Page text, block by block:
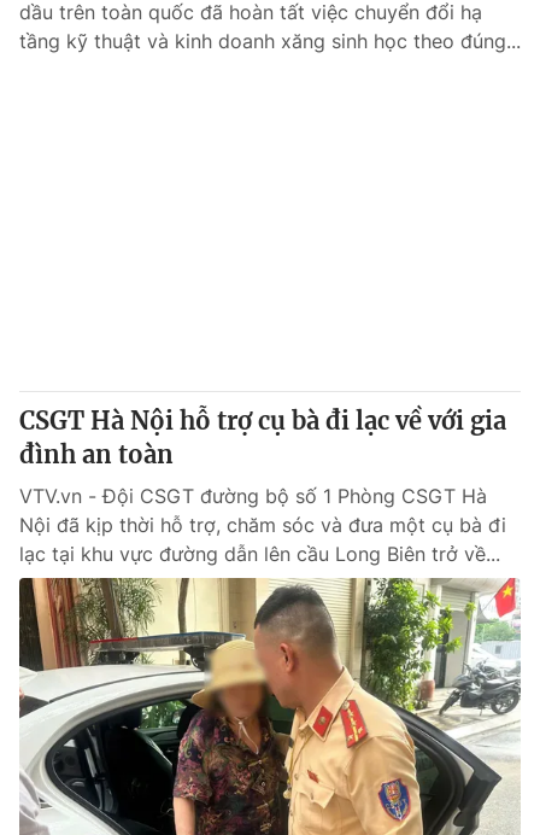
Photo Infographic
VTV9 VTV8
Liên hệ tòa soạn English
THỜI BÁO VTV
Theo dõi báo trên
Cơ quan chủ quản:Đài Truyền hình Việt Nam
dầu trên toàn quốc đã hoàn tất việc chuyển đổi hạ
tầng kỹ thuật và kinh doanh xăng sinh học theo đúng...
CSGT Hà Nội hỗ trợ cụ bà đi lạc về với gia
đình an toàn
VTV.vn - Đội CSGT đường bộ số 1 Phòng CSGT Hà
Nội đã kịp thời hỗ trợ, chăm sóc và đưa một cụ bà đi
lạc tại khu vực đường dẫn lên cầu Long Biên trở về...